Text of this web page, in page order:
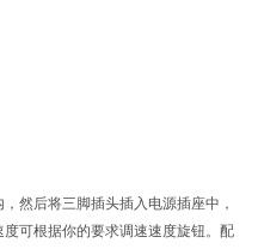
然后将三脚插头插入电源插座中，
可根据你的要求调速速度旋钮。配